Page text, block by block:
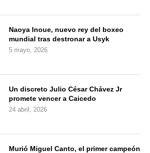
Naoya Inoue, nuevo rey del boxeo
mundial tras destronar a Usyk
5 mayo, 2026
Un discreto Julio César Chávez Jr
promete vencer a Caicedo
24 abril, 2026
Murió Miguel Canto, el primer campeón